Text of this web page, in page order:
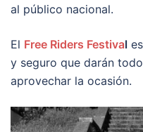
al público nacional.
El Free Riders Festival
y seguro que darán
aprovechar la ocasión.